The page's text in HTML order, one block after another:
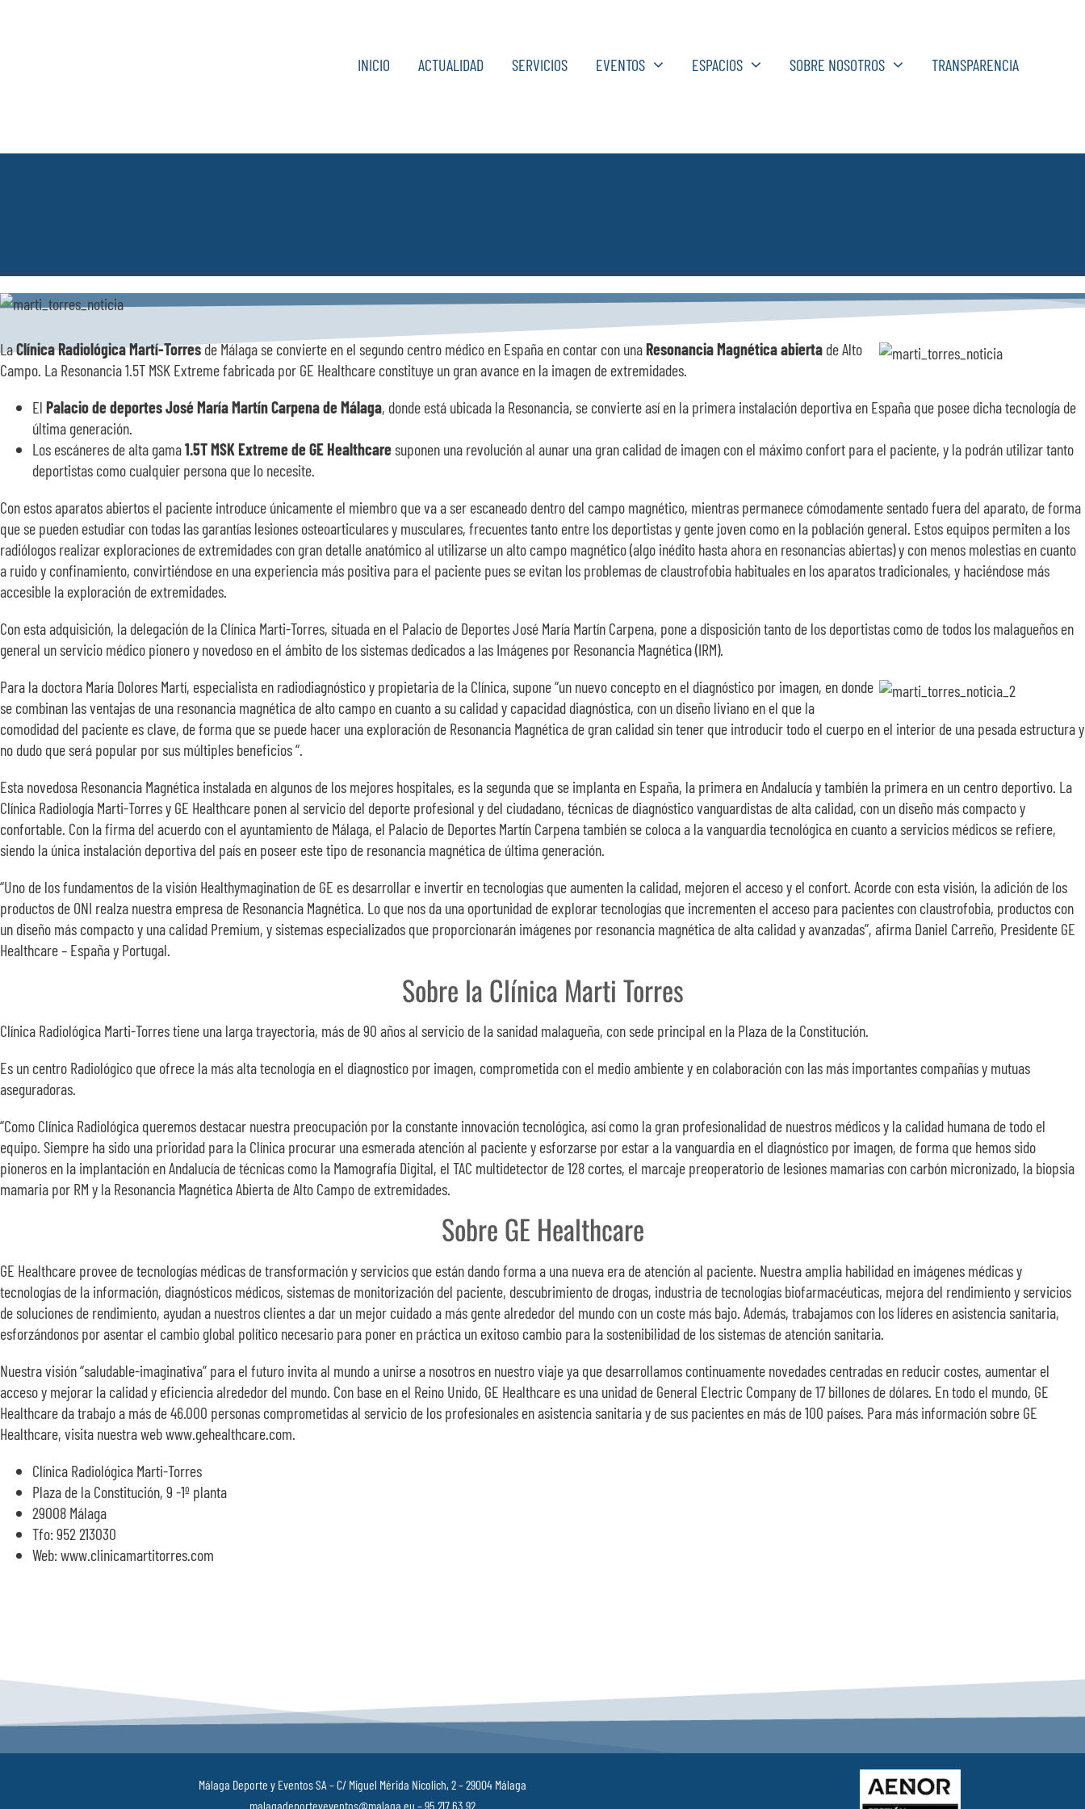
INICIO ACTUALIDAD SERVICIOS EVENTOS ESPACIOS SOBRE NOSOTROS TRANSPARENCIA
LaClínica Radiológica Martí-Torresde Málaga se convierte en el segundo centro médico en España en contar con unaResonancia Magnética abierta de Alto
Campo. La Resonancia 1.5T MSK Extreme fabricada por GE Healthcare constituye un gran avance en la imagen de extremidades.
El Palacio de deportes José María Martín Carpena de Málaga, donde está ubicada la Resonancia, se convierte así en la primera instalación deportiva en España que posee dicha tecnología de
última generación.
Los escáneres de alta gama1.5T MSK Extreme de GE Healthcaresuponen una revolución al aunar una gran calidad de imagen con el máximo confort para el paciente, y la podrán utilizar tanto
deportistas como cualquier persona que lo necesite.
Con estos aparatos abiertos el paciente introduce únicamente el miembro que va a ser escaneado dentro del campo magnético, mientras permanece cómodamente sentado fuera del aparato, de forma
que se pueden estudiar con todas las garantías lesiones osteoarticulares y musculares, frecuentes tanto entre los deportistas y gente joven como en la población general. Estos equipos permiten a los
radiólogos realizar exploraciones de extremidades con gran detalle anatómico al utilizarse un alto campo magnético (algo inédito hasta ahora en resonancias abiertas) y con menos molestias en cuanto
a ruido y confinamiento, convirtiéndose en una experiencia más positiva para el paciente pues se evitan los problemas de claustrofobia habituales en los aparatos tradicionales, y haciéndose más
accesible la exploración de extremidades.
Con esta adquisición, la delegación de la Clínica Marti-Torres, situada en el Palacio de Deportes José María Martín Carpena, pone a disposición tanto de los deportistas como de todos los malagueños en
general un servicio médico pionero y novedoso en el ámbito de los sistemas dedicados a las Imágenes por Resonancia Magnética (IRM).
Para la doctora María Dolores Martí, especialista en radiodiagnóstico y propietaria de la Clínica, supone “un nuevo concepto en el diagnóstico por imagen, en donde
se combinan las ventajas de una resonancia magnética de alto campo en cuanto a su calidad y capacidad diagnóstica, con un diseño liviano en el que la
comodidad del paciente es clave, de forma que se puede hacer una exploración de Resonancia Magnética de gran calidad sin tener que introducir todo el cuerpo en el interior de una pesada estructura y
no dudo que será popular por sus múltiples beneficios “.
Esta novedosa Resonancia Magnética instalada en algunos de los mejores hospitales, es la segunda que se implanta en España, la primera en Andalucía y también la primera en un centro deportivo. La
Clínica Radiología Marti-Torres y GE Healthcare ponen al servicio del deporte profesional y del ciudadano, técnicas de diagnóstico vanguardistas de alta calidad, con un diseño más compacto y
confortable. Con la firma del acuerdo con el ayuntamiento de Málaga, el Palacio de Deportes Martín Carpena también se coloca a la vanguardia tecnológica en cuanto a servicios médicos se refiere,
siendo la única instalación deportiva del país en poseer este tipo de resonancia magnética de última generación.
“Uno de los fundamentos de la visión Healthymagination de GE es desarrollar e invertir en tecnologías que aumenten la calidad, mejoren el acceso y el confort. Acorde con esta visión, la adición de los
productos de ONI realza nuestra empresa de Resonancia Magnética. Lo que nos da una oportunidad de explorar tecnologías que incrementen el acceso para pacientes con claustrofobia, productos con
un diseño más compacto y una calidad Premium, y sistemas especializados que proporcionarán imágenes por resonancia magnética de alta calidad y avanzadas”, afirma Daniel Carreño, Presidente GE
Healthcare – España y Portugal.
Sobre la Clínica Marti Torres
Clínica Radiológica Marti-Torres tiene una larga trayectoria, más de 90 años al servicio de la sanidad malagueña, con sede principal en la Plaza de la Constitución.
Es un centro Radiológico que ofrece la más alta tecnología en el diagnostico por imagen, comprometida con el medio ambiente y en colaboración con las más importantes compañías y mutuas
aseguradoras.
“Como Clínica Radiológica queremos destacar nuestra preocupación por la constante innovación tecnológica, así como la gran profesionalidad de nuestros médicos y la calidad humana de todo el
equipo. Siempre ha sido una prioridad para la Clínica procurar una esmerada atención al paciente y esforzarse por estar a la vanguardia en el diagnóstico por imagen, de forma que hemos sido
pioneros en la implantación en Andalucía de técnicas como la Mamografía Digital, el TAC multidetector de 128 cortes, el marcaje preoperatorio de lesiones mamarias con carbón micronizado, la biopsia
mamaria por RM y la Resonancia Magnética Abierta de Alto Campo de extremidades.
Sobre GE Healthcare
GE Healthcare provee de tecnologías médicas de transformación y servicios que están dando forma a una nueva era de atención al paciente. Nuestra amplia habilidad en imágenes médicas y
tecnologías de la información, diagnósticos médicos, sistemas de monitorización del paciente, descubrimiento de drogas, industria de tecnologías biofarmacéuticas, mejora del rendimiento y servicios
de soluciones de rendimiento, ayudan a nuestros clientes a dar un mejor cuidado a más gente alrededor del mundo con un coste más bajo. Además, trabajamos con los líderes en asistencia sanitaria,
esforzándonos por asentar el cambio global político necesario para poner en práctica un exitoso cambio para la sostenibilidad de los sistemas de atención sanitaria.
Nuestra visión “saludable-imaginativa” para el futuro invita al mundo a unirse a nosotros en nuestro viaje ya que desarrollamos continuamente novedades centradas en reducir costes, aumentar el
acceso y mejorar la calidad y eficiencia alrededor del mundo. Con base en el Reino Unido, GE Healthcare es una unidad de General Electric Company de 17 billones de dólares. En todo el mundo, GE
Healthcare da trabajo a más de 46.000 personas comprometidas al servicio de los profesionales en asistencia sanitaria y de sus pacientes en más de 100 países. Para más información sobre GE
Healthcare, visita nuestra web www.gehealthcare.com.
Clínica Radiológica Marti-Torres
Plaza de la Constitución, 9 -1º planta
29008 Málaga
Tfo: 952 213030
Web: www.clinicamartitorres.com
Málaga Deporte y Eventos SA – C/ Miguel Mérida Nicolich, 2 – 29004 Málaga
malagadeporteyeventos@malaga.eu – 95 217 63 92